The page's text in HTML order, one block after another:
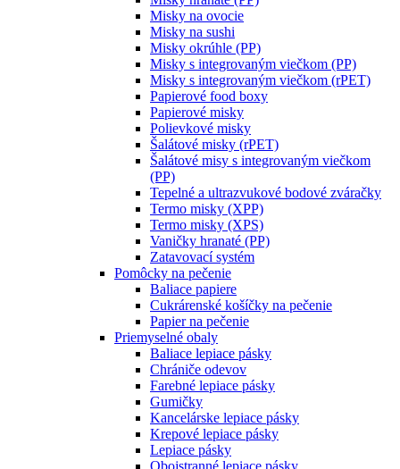
Misky na ovocie
Misky na sushi
Misky okrúhle (PP)
Misky s integrovaným viečkom (PP)
Misky s integrovaným viečkom (rPET)
Papierové food boxy
Papierové misky
Polievkové misky
Šalátové misky (rPET)
Šalátové misy s integrovaným viečkom
(PP)
Tepelné a ultrazvukové bodové zváračky
Termo misky (XPP)
Termo misky (XPS)
Vaničky hranaté (PP)
Zatavovací systém
Pomôcky na pečenie
Baliace papiere
Cukrárenské košíčky na pečenie
Papier na pečenie
Priemyselné obaly
Baliace lepiace pásky
Chrániče odevov
Farebné lepiace pásky
Gumičky
Kancelárske lepiace pásky
Krepové lepiace pásky
Lepiace pásky
Obojstranné lepiace pásky